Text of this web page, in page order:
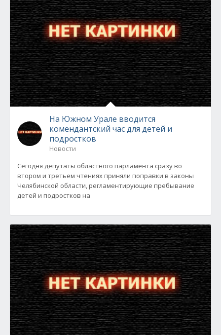
На Южном Урале вводится
комендантский час для детей и
подростков
Новости
Сегодня депутаты областного парламента сразу во
втором и третьем чтениях приняли поправки в законы
Челябинской области, регламентирующие пребывание
детей и подростков на